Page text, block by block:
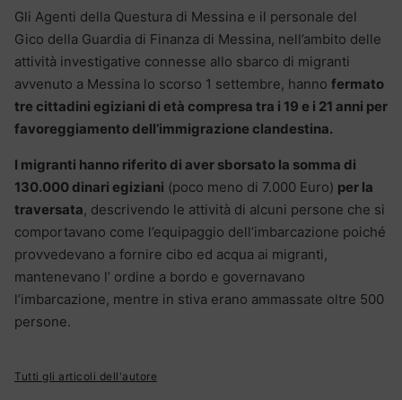
Gli Agenti della Questura di Messina e il personale del
Gico della Guardia di Finanza di Messina, nell’ambito delle
attività investigative connesse allo sbarco di migranti
avvenuto a Messina lo scorso 1 settembre, hanno fermato
tre cittadini egiziani di età compresa tra i 19 e i 21 anni per
favoreggiamento dell’immigrazione clandestina.
I migranti hanno riferito di aver sborsato la somma di
130.000 dinari egiziani (poco meno di 7.000 Euro) per la
traversata, descrivendo le attività di alcuni persone che si
comportavano come l’equipaggio dell’imbarcazione poiché
provvedevano a fornire cibo ed acqua ai migranti,
mantenevano l’ ordine a bordo e governavano
l’imbarcazione, mentre in stiva erano ammassate oltre 500
persone.
Tutti gli articoli dell'autore